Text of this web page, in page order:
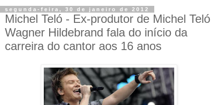
segunda-feira, 30 de janeiro de 2012
Michel Teló - Ex-produtor de Michel Teló
Wagner Hildebrand fala do início da
carreira do cantor aos 16 anos